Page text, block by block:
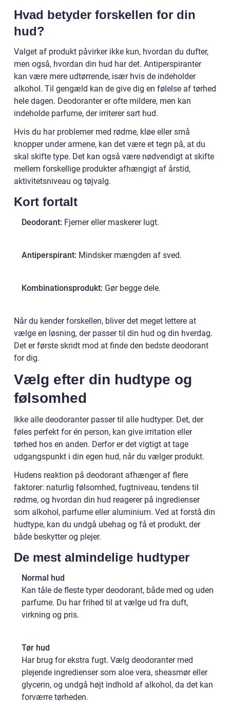
Hvad betyder forskellen for din
hud?
Valget af produkt påvirker ikke kun, hvordan du dufter,
men også, hvordan din hud har det. Antiperspiranter
kan være mere udtørrende, især hvis de indeholder
alkohol. Til gengæld kan de give dig en følelse af tørhed
hele dagen. Deodoranter er ofte mildere, men kan
indeholde parfume, der irriterer sart hud.
Hvis du har problemer med rødme, kløe eller små
knopper under armene, kan det være et tegn på, at du
skal skifte type. Det kan også være nødvendigt at skifte
mellem forskellige produkter afhængigt af årstid,
aktivitetsniveau og tøjvalg.
Kort fortalt
Deodorant: Fjerner eller maskerer lugt.
Antiperspirant: Mindsker mængden af sved.
Kombinationsprodukt: Gør begge dele.
Når du kender forskellen, bliver det meget lettere at
vælge en løsning, der passer til din hud og din hverdag.
Det er første skridt mod at finde den bedste deodorant
for dig.
Vælg efter din hudtype og
følsomhed
Ikke alle deodoranter passer til alle hudtyper. Det, der
føles perfekt for én person, kan give irritation eller
tørhed hos en anden. Derfor er det vigtigt at tage
udgangspunkt i din egen hud, når du vælger produkt.
Hudens reaktion på deodorant afhænger af flere
faktorer: naturlig følsomhed, fugtniveau, tendens til
rødme, og hvordan din hud reagerer på ingredienser
som alkohol, parfume eller aluminium. Ved at forstå din
hudtype, kan du undgå ubehag og få et produkt, der
både beskytter og plejer.
De mest almindelige hudtyper
Normal hud
Kan tåle de fleste typer deodorant, både med og uden
parfume. Du har frihed til at vælge ud fra duft,
virkning og pris.
Tør hud
Har brug for ekstra fugt. Vælg deodoranter med
plejende ingredienser som aloe vera, sheasmør eller
glycerin, og undgå højt indhold af alkohol, da det kan
forværre tørheden.